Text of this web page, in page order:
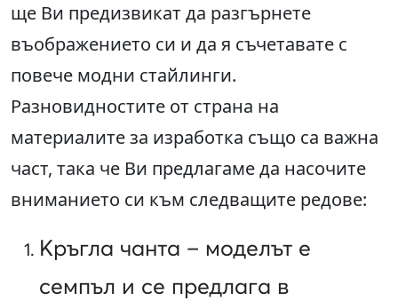
ще Ви предизвикат да разгърнете
въображението си и да я съчетавате с
повече модни стайлинги.
Разновидностите от страна на
материалите за изработка също са важна
част, така че Ви предлагаме да насочите
вниманието си към следващите редове:
Кръгла чанта – моделът е
семпъл и се предлага в